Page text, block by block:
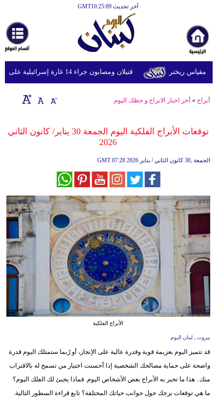
آخر تحديث GMT10:25:09
أخبارعاجلة
رياضة
ثقافة
إقتصاد
وموسيقى
سياحة
وسفر
ديكور
أخبار
إعلام
تعليم
أزياء
إسلامية
علوم
قتيلان ومصابون جراء 14 غارة إسرائيلية على شرق وجنوب لبنان
أبراج » أخر اخبار الابراج و حظك اليوم
توقعات الأبراج​ الفلكية اليوم الجمعة 30 يناير/ كانون الثاني
2026
GMT 07:28 2026 الجمعة ,30 كانون الثاني / يناير
الأبراج الفلكية
بيروت ـ لبنان اليوم
قد تتميز اليوم بعزيمة قوية وقدرة عالية على الإنجاز، أو رُبما ستمتلك اليوم قدرة
واضحة على حماية مصالحك الشخصية إذا أحسنت اختيار من تسمح له بالاقتراب
منك.. هذا ما تخبر به الأبراج بعض الأشخاص اليوم. فماذا يخبئ لك الفلك اليوم؟
ما هي توقعات برجك حول جوانب حياتك المختلفة؟ تابع قراءة السطور التالية.